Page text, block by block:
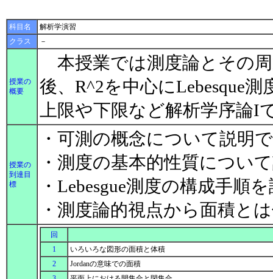
科目名
解析学演習
クラス
－
授業の
概要
本授業では測度論とその
後、R^2を中心にLebesque
上限や下限など解析学序論
授業の
到達目
標
・可測の概念について説明
・測度の基本的性質につい
・Lebesgue測度の構成手順
・測度論的視点から面積と
回
1
いろいろな図形の面積と体積
2
Jordanの意味での面積